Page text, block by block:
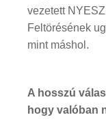
vezetett
Feltörésének
mint máshol.
A hosszú
hogy valóban